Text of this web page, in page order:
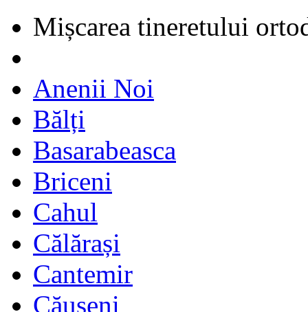
Mișcarea tineretului
Anenii Noi
Bălți
Basarabeasca
Briceni
Cahul
Călărași
Cantemir
Căușeni